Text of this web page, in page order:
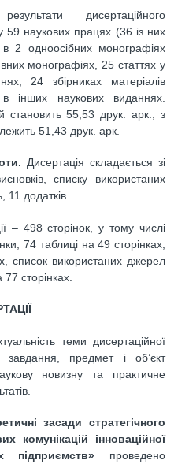
дисертаційного
59 наукових працях (36 із них
2 одноосібних монографіях
монографіях, 25 статтях у
24 збірниках матеріалів
інших наукових виданнях.
становить 55,53 друк. арк., з
51,43 друк. арк.
Дисертація складається зі
списку використаних
11 додатків.
– 498 сторінок, у тому числі
74 таблиці на 49 сторінках,
список використаних джерел
сторінках.
теми дисертаційної
предмет і об’єкт
новизну та практичне
засади стратегічного
комунікацій інноваційної
підприємств» проведено